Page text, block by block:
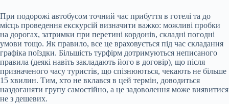
При подорожі автобусом точний час прибуття в готелі та до
місць проведення екскурсій визначити важко: можливі пробки
на дорогах, затримки при перетині кордонів, складні погодні
умови тощо. Як правило, все це враховується під час складання
графіка поїздки. Більшість турфірм дотримуються неписаного
правила (деякі навіть закладають його в договір), що після
призначеного часу туристів, що спізнюються, чекають не більше
15 хвилин. Тим, хто не вклався в цей термін, доводиться
наздоганяти групу самостійно, а це задоволення може виявитися
не з дешевих.